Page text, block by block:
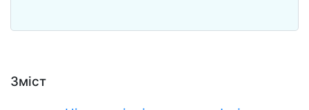
Зміст